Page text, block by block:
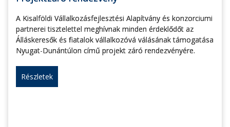
A Kisalföldi Vállalkozásfejlesztési Alapítvány és konzorciumi
partnerei tisztelettel meghívnak minden érdeklődőt az
Álláskeresők és fiatalok vállalkozóvá válásának támogatása
Nyugat-Dunántúlon című projekt záró rendezvényére.
Részletek